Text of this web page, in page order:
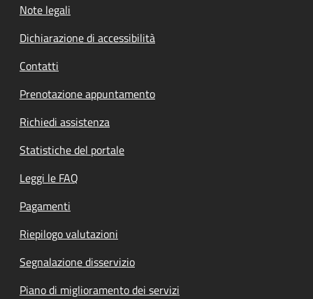
Note legali
Dichiarazione di accessibilità
Contatti
Prenotazione appuntamento
Richiedi assistenza
Statistiche del portale
Leggi le FAQ
Pagamenti
Riepilogo valutazioni
Segnalazione disservizio
Piano di miglioramento dei servizi